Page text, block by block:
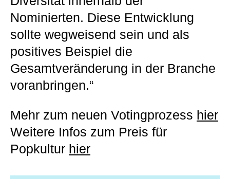
Nominierten. Diese Entwicklung
sollte wegweisend sein und als
positives Beispiel die
Gesamtveränderung in der Branche
voranbringen.“
Mehr zum neuen Votingprozess hier
Weitere Infos zum Preis für
Popkultur hier